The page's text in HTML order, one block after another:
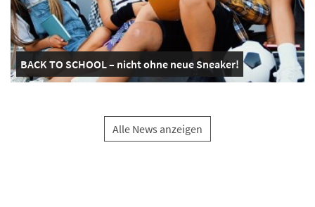
BACK TO SCHOOL – nicht ohne neue Sneaker!
Alle News anzeigen